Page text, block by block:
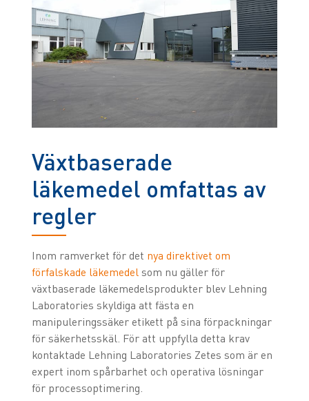
Växtbaserade
läkemedel omfattas av
regler
Inom ramverket för det nya direktivet om
förfalskade läkemedelsom nu gäller för
växtbaserade läkemedelsprodukter blev Lehning
Laboratories skyldiga att fästa en
manipuleringssäker etikett på sina förpackningar
för säkerhetsskäl. För att uppfylla detta krav
kontaktade Lehning Laboratories Zetes som är en
expert inom spårbarhet och operativa lösningar
för processoptimering.